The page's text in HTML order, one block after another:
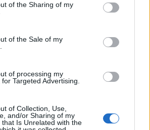
of the Sharing of my
of the Sale of my
of processing my
Targeted Advertising.
of Collection, Use,
and/or Sharing of my
that Is Unrelated with the
των δύο συντρόφων.
στη αγκαλιά του άντρα, ενώ διατηρεί τον
σύμφωνα με το ρυθμό της κίνησης, που